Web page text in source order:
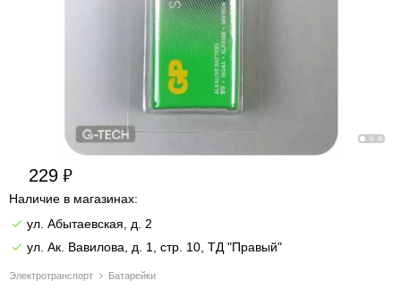
Электротранспорт Батарейки
229
Наличие в магазинах:
ул. Абытаевская, д. 2
ул. Ак. Вавилова, д. 1, стр. 10, ТД "Правый"